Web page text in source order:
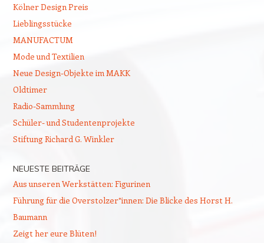
Kölner Design Preis
Lieblingsstücke
MANUFACTUM
Mode und Textilien
Neue Design-Objekte im MAKK
Oldtimer
Radio-Sammlung
Schüler- und Studentenprojekte
Stiftung Richard G. Winkler
NEUESTE BEITRÄGE
Aus unseren Werkstätten: Figurinen
Führung für die Overstolzer*innen: Die Blicke des Horst H.
Baumann
Zeigt her eure Blüten!